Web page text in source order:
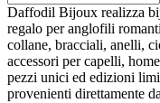
Daffodil Bijoux realizza
regalo per anglofili
collane, bracciali, anelli,
accessori per capelli,
pezzi unici ed edizioni
provenienti direttamente